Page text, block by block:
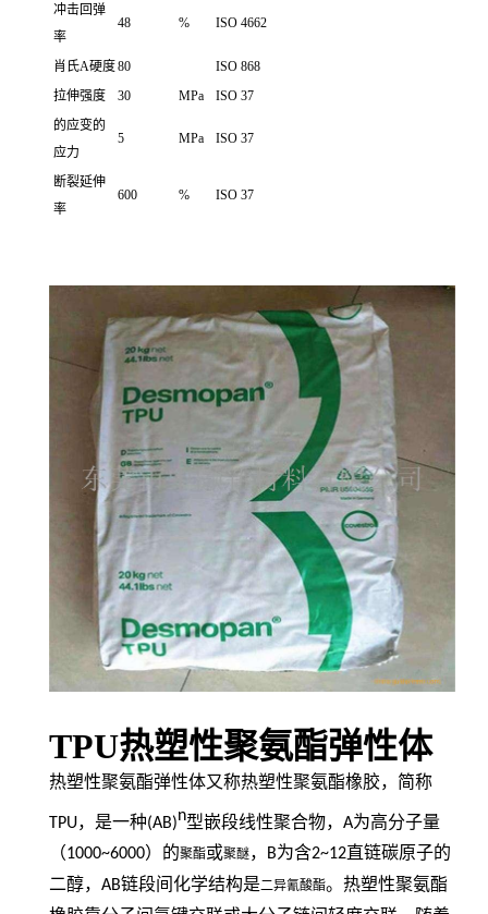
冲击回弹
率
48 % ISO 4662
肖氏A硬度80
ISO 868
拉伸强度
30 MPa
ISO 37
的应变的
应力
5 MPa ISO 37
断裂延伸
率
600 % ISO 37
TPU热塑性聚氨酯弹性体
热塑性聚氨酯弹性体又称热塑性聚氨酯橡胶，简称
TPU，是一种(AB)n型嵌段线性聚合物， A为高分子量
（1000~6000）的聚酯或聚醚， B为含2~12 直链碳原子的
二醇， AB链段间化学结构是二异氰酸酯。热塑性聚氨酯